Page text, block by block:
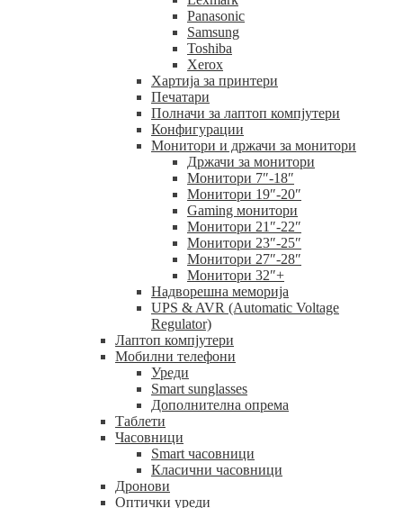
Panasonic
Samsung
Toshiba
Xerox
Хартија за принтери
Печатари
Полначи за лаптоп компјутери
Конфигурации
Монитори и држачи за монитори
Држачи за монитори
Монитори 7″-18″
Монитори 19″-20″
Gaming монитори
Монитори 21″-22″
Монитори 23″-25″
Монитори 27″-28″
Монитори 32″+
Надворешна меморија
UPS & AVR (Automatic Voltage
Regulator)
Лаптоп компјутери
Мобилни телефони
Уреди
Smart sunglasses
Дополнителна опрема
Таблети
Часовници
Smart часовници
Класични часовници
Дронови
Оптички уреди